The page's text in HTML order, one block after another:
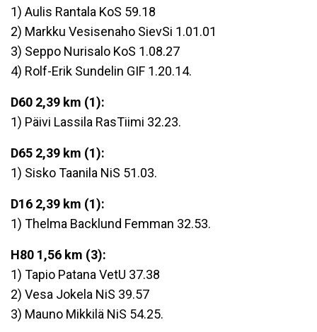
1) Aulis Rantala KoS 59.18
2) Markku Vesisenaho SievSi 1.01.01
3) Seppo Nurisalo KoS 1.08.27
4) Rolf-Erik Sundelin GIF 1.20.14.
D60 2,39 km (1):
1) Päivi Lassila RasTiimi 32.23.
D65 2,39 km (1):
1) Sisko Taanila NiS 51.03.
D16 2,39 km (1):
1) Thelma Backlund Femman 32.53.
H80 1,56 km (3):
1) Tapio Patana VetU 37.38
2) Vesa Jokela NiS 39.57
3) Mauno Mikkilä NiS 54.25.